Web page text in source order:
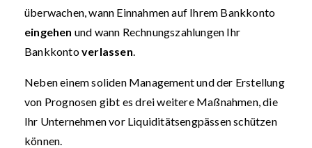
überwachen, wann Einnahmen auf Ihrem Bankkonto
eingehen und wann Rechnungszahlungen Ihr
Bankkontoverlassen.
Neben einem soliden Management und der Erstellung
von Prognosen gibt es drei weitere Maßnahmen, die
Ihr Unternehmen vor Liquiditätsengpässen schützen
können.